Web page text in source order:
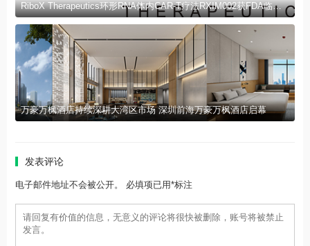
RiboX Therapeutics环形RNA体内CAR-T疗法RXIM002获FDA临床试验许可
万豪万枫酒店持续深耕大湾区市场 深圳前海万豪万枫酒店启幕
发表评论
电子邮件地址不会被公开。 必填项已用*标注